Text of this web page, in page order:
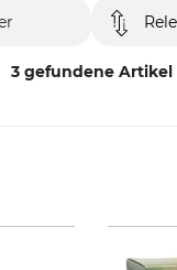
3 gefundene Artikel